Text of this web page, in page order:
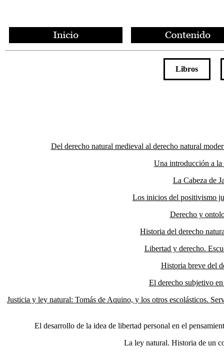
Libros
Del derecho natural medieval al derecho natural
Una introducción a
La Cabeza de
Los inicios del positivismo
Derecho y
Historia del derecho
Libertad y derecho.
Historia breve del
El derecho subjetivo
Justicia y ley natural: Tomás de Aquino, y los otros escolásticos.
El desarrollo de la idea de libertad personal en el
La ley natural. Historia de un